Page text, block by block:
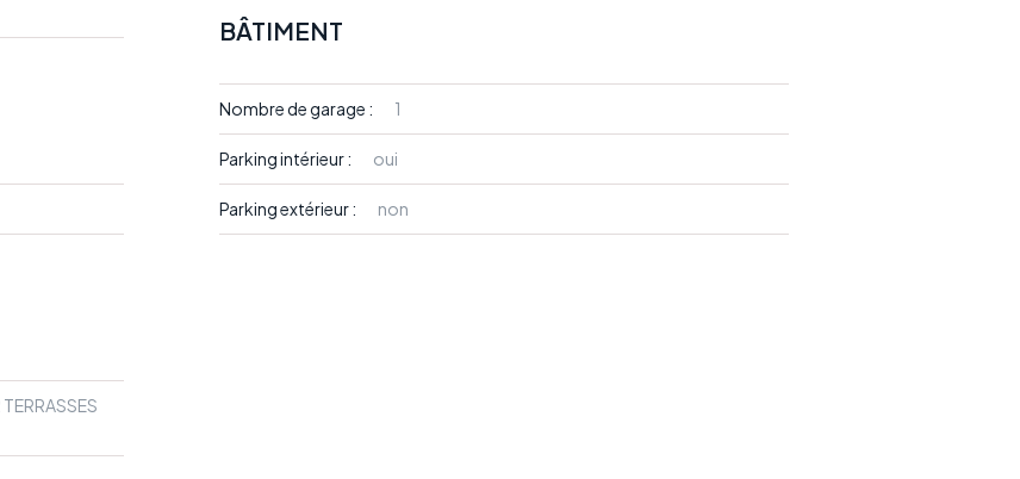
BÂTIMENT
Nombre de garage : 1
Parking intérieur : oui
Parking extérieur : non